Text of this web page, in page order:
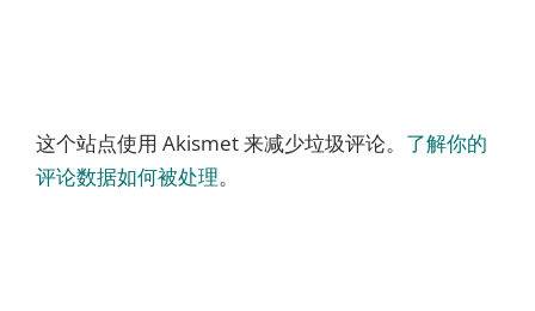
这个站点使用 Akismet 来减少垃圾评论。 了解你的
评论数据如何被处理。